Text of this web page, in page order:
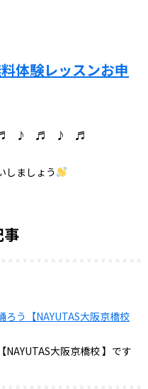
体験レッスンお申
♪ ♬ ♪ ♬
しましょう
事
ろう【NAYUTAS大阪京橋校
NAYUTAS大阪京橋校 】です